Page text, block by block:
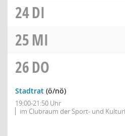
24DI
25MI
26DO
Stadtrat (ö/nö)
19:00-21:50 Uhr
im Clubraum der Sport- und